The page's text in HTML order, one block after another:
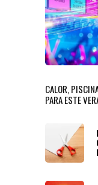
CALOR,
PARA ESTE